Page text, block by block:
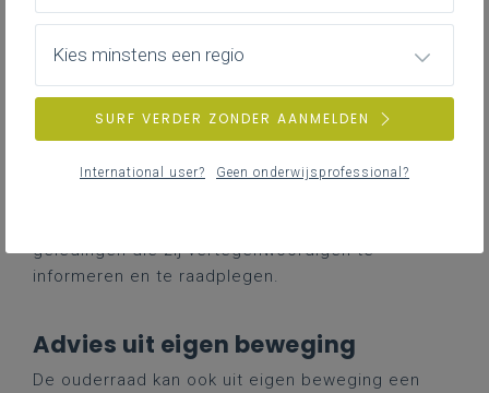
aangelegenheden waarbij deschoolraad
schakelt dan de ouderraad in om de
overlegprocedure voor de geleding ouders
voor te bereiden. Voor ontwerpbeslissingen
van het schoolbestuur die de
schoolorganisatie of de eigenheid van de
geledingen die zij vertegenwoordigen te
informeren en te raadplegen.
Advies uit eigen beweging
De ouderraad kan ook uit eigen beweging een
Kies minstens een regio
SURF VERDER ZONDER AANMELDEN
International user? Geen onderwijsprofessional?